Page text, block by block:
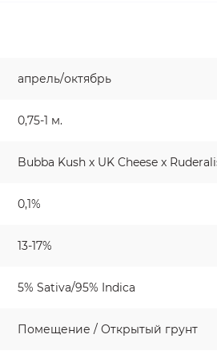
апрель/октябрь
0,75-1 м.
Bubba Kush x UK Cheese x
0,1%
13-17%
5% Sativa/95% Indica
Помещение / Открытый грунт